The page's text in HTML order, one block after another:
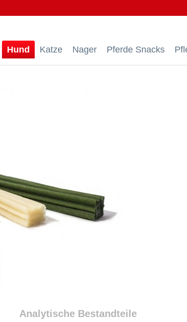
Hund Katze Nager Pferde Snacks
Analytische Bestandteile